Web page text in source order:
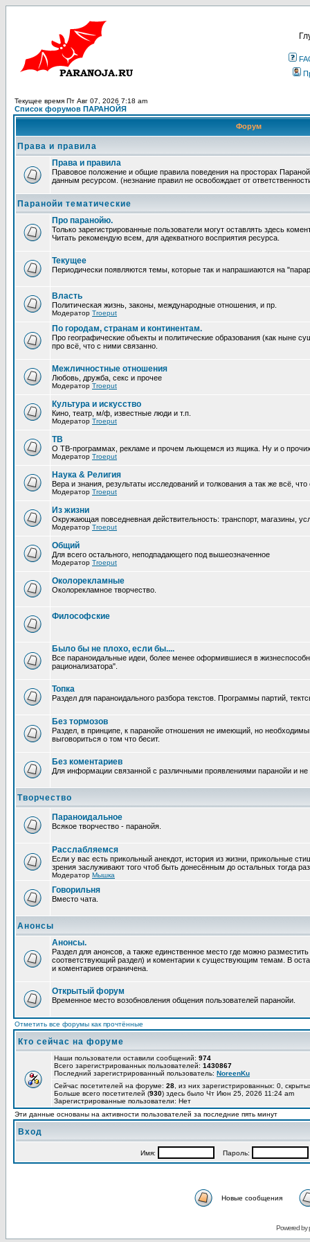
Текущее время Пт Авг 07, 2026 7:18 am
Список форумов ПАРАНОЙЯ
Форум
Права и правила
Права и правила
Правовое положение и общие правила поведения на просторах
данным ресурсом. (незнание правил не освобождает от
Паранойи тематические
Про паранойю.
Только зарегистрированные пользователи могут оставлять здесь
Читать рекомендую всем, для адекватного восприятия ресурса.
Текущее
Периодически появляются темы, которые так и напрашиаются на
Власть
Политическая жизнь, законы, международные отношения, и пр.
Модератор Troeput
По городам, странам и континентам.
Про географические объекты и политические образования (как ныне
про всё, что с ними связанно.
Межличностные отношения
Любовь, дружба, секс и прочее
Модератор Troeput
Культура и искусство
Кино, театр, м/ф, известные люди и т.п.
Модератор Troeput
ТВ
О ТВ-программах, рекламе и прочем льющемся из ящика. Ну и о
Модератор Troeput
Наука & Религия
Вера и знания, результаты исследований и толкования а так же всё,
Модератор Troeput
Из жизни
Окружающая повседневная действительность: транспорт, магазины,
Модератор Troeput
Общий
Для всего остального, неподпадающего под вышеозначенное
Модератор Troeput
Околорекламные
Околорекламное творчество.
Философские
Было бы не плохо, если бы....
Все параноидальные идеи, более менее оформившиеся в
рационализатора".
Топка
Раздел для параноидального разбора текстов. Программы партий,
Без тормозов
Раздел, в принципе, к паранойе отношения не имеющий, но
выговориться о том что бесит.
Без коментариев
Для информации связанной с различными проявлениями паранойи и
Творчество
Параноидальное
Всякое творчество - паранойя.
Расслабляемся
Если у вас есть прикольный анекдот, история из жизни, прикольные
зрения заслуживают того чтоб быть донесённым до остальных тогда
Модератор Мышка
Говорильня
Вместо чата.
Анонсы
Анонсы.
Раздел для анонсов, а также единственное место где можно
соответствующий раздел) и коментарии к существующим темам. В
и коментариев ограничена.
Открытый форум
Временное место возобновления общения пользователей паранойи.
Отметить все форумы как прочтённые
Кто сейчас на форуме
Наши пользователи оставили сообщений: 974
Всего зарегистрированных пользователей: 1430867
Последний зарегистрированный пользователь: NoreenKu
Сейчас посетителей на форуме: 28 , из них зарегистрированных: 0,
Больше всего посетителей (930) здесь было Чт Июн 25, 2026 11:24 am
Зарегистрированные пользователи: Нет
Эти данные основаны на активности пользователей за последние пять минут
Вход
Имя: Пароль:
Новые сообщения
Powered by